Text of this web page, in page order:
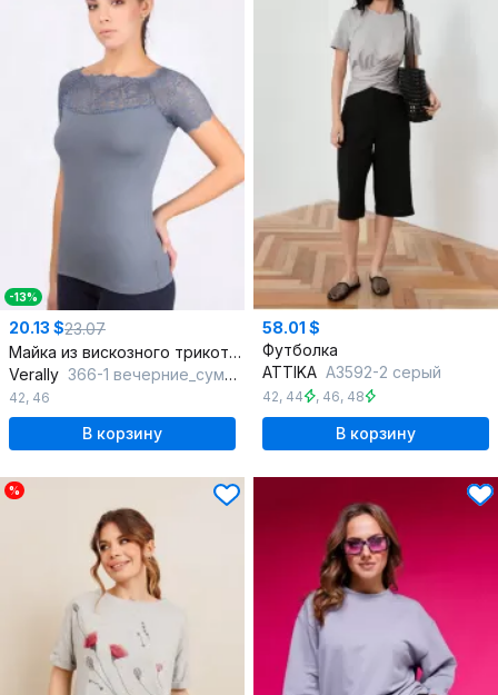
-13%
20.13 $23.07
Майка из вискозного трикотажа с кружевной отделкой
Verally 366-1 вечерние_сумерки
42, 46
В корзину
58.01 $
Футболка
ATTIKA А3592-2 серый
42, 44 , 46, 48
В корзину
%